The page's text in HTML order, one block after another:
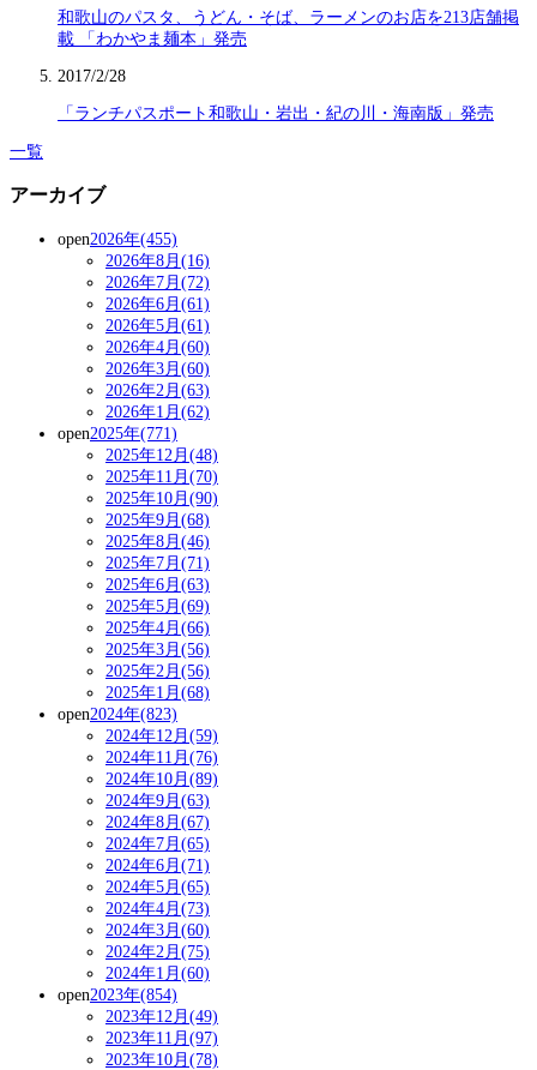
和歌山のパスタ、うどん・そば、ラーメンのお店を213店舗掲
載 「わかやま麺本」発売
2017/2/28
「ランチパスポート和歌山・岩出・紀の川・海南版」発売
一覧
アーカイブ
open2026年(455)
2026年8月(16)
2026年7月(72)
2026年6月(61)
2026年5月(61)
2026年4月(60)
2026年3月(60)
2026年2月(63)
2026年1月(62)
open2025年(771)
2025年12月(48)
2025年11月(70)
2025年10月(90)
2025年9月(68)
2025年8月(46)
2025年7月(71)
2025年6月(63)
2025年5月(69)
2025年4月(66)
2025年3月(56)
2025年2月(56)
2025年1月(68)
open2024年(823)
2024年12月(59)
2024年11月(76)
2024年10月(89)
2024年9月(63)
2024年8月(67)
2024年7月(65)
2024年6月(71)
2024年5月(65)
2024年4月(73)
2024年3月(60)
2024年2月(75)
2024年1月(60)
open2023年(854)
2023年12月(49)
2023年11月(97)
2023年10月(78)